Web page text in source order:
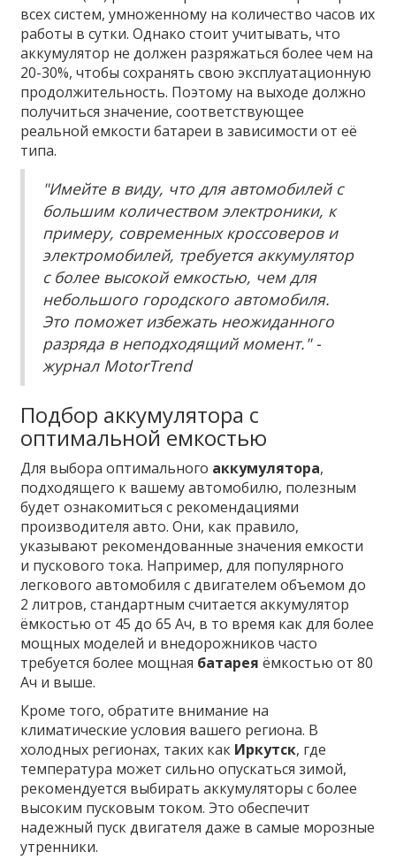
всех систем, умноженному на количество часов их
работы в сутки. Однако стоит учитывать, что
аккумулятор не должен разряжаться более чем на
20-30%, чтобы сохранять свою эксплуатационную
продолжительность. Поэтому на выходе должно
получиться значение, соответствующее
реальной емкости батареи в зависимости от её
типа.
"Имейте в виду, что для автомобилей с
большим количеством электроники, к
примеру, современных кроссоверов и
электромобилей, требуется аккумулятор
с более высокой емкостью, чем для
небольшого городского автомобиля.
Это поможет избежать неожиданного
разряда в неподходящий момент." -
журнал MotorTrend
Подбор аккумулятора с
оптимальной емкостью
Для выбора оптимального аккумулятора,
подходящего к вашему автомобилю, полезным
будет ознакомиться с рекомендациями
производителя авто. Они, как правило,
указывают рекомендованные значения емкости
и пускового тока. Например, для популярного
легкового автомобиля с двигателем объемом до
2 литров, стандартным считается аккумулятор
ёмкостью от 45 до 65 Ач, в то время как для более
мощных моделей и внедорожников часто
требуется более мощная батарея ёмкостью от 80
Ач и выше.
Кроме того, обратите внимание на
климатические условия вашего региона. В
холодных регионах, таких как Иркутск, где
температура может сильно опускаться зимой,
рекомендуется выбирать аккумуляторы с более
высоким пусковым током. Это обеспечит
надежный пуск двигателя даже в самые морозные
утренники.